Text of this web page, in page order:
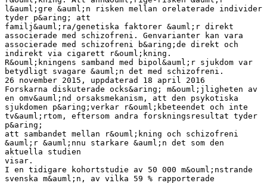
l&auml;gre &auml;n risken mellan orelaterade individer
tyder p&aring; att
familj&auml;ra/genetiska faktorer &auml;r direkt
associerade med schizofreni. Genvarianter kan vara
associerade med schizofreni b&aring;de direkt och
indirekt via cigarett r&ouml;kning.
R&ouml;kningens samband med bipol&auml;r sjukdom var
betydligt svagare &auml;n det med schizofreni.
26 november 2015, uppdaterad 18 april 2016
Forskarna diskuterade ocks&aring; m&ouml;jligheten av
en omv&auml;nd orsaksmekanism, att den psykotiska
sjukdomen p&aring;verkar r&ouml;kbeteendet och inte
tv&auml;rtom, eftersom andra forskningsresultat tyder
p&aring;
att sambandet mellan r&ouml;kning och schizofreni
&auml;r &auml;nnu starkare &auml;n det som den
aktuella studien
visar.
I en tidigare kohortstudie av 50 000 m&ouml;nstrande
svenska m&auml;n, av vilka 59 % rapporterade